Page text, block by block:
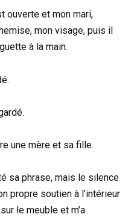
ouverte et mon mari,
mon visage, puis il
à la main.
une mère et sa fille.
sa phrase, mais le silence
propre soutien à l’intérieur
le meuble et m’a